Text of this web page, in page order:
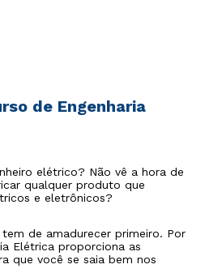
de Engenharia
elétrico? Não vê a hora de
qualquer produto que
e eletrônicos?
de amadurecer primeiro. Por
Elétrica proporciona as
que você se saia bem nos